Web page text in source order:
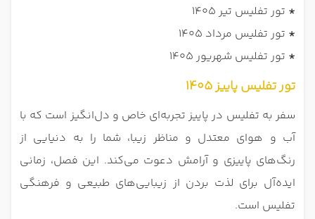
* تور تفلیس تیر 1405
* تور تفلیس مرداد 1405
* تور تفلیس شهریور 1405
تور تفلیس پاییز 1405
سفر به تفلیس در پاییز تجربه‌ای خاص و دل‌انگیز است که با
آب و هوای معتدل و مناظر زیبا، شما را به دنیایی از
رنگ‌های پاییزی و آرامش دعوت می‌کند. این فصل، زمانی
ایده‌آل برای لذت بردن از زیبایی‌های طبیعی و فرهنگی
تفلیس است.